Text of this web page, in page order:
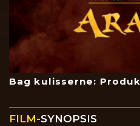
Bag kulisserne:
FILM-SYNOPSIS